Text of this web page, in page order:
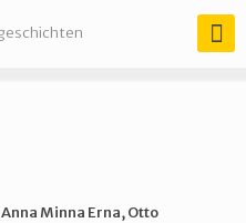
Minna Erna, Otto